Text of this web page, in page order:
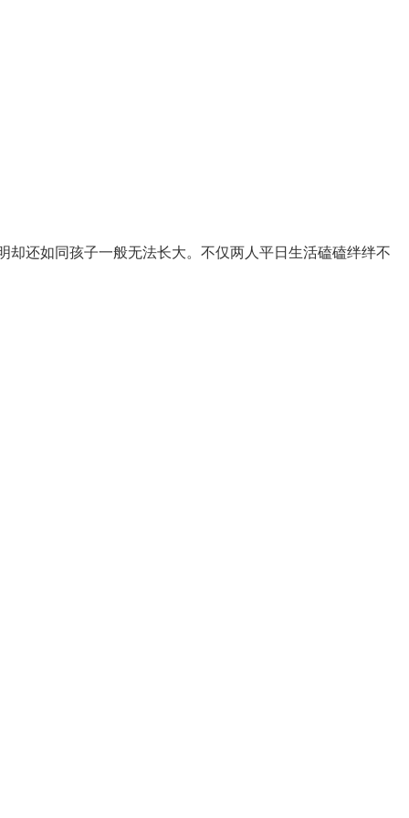
还如同孩子一般无法长大。不仅两人平日生活磕磕绊绊不